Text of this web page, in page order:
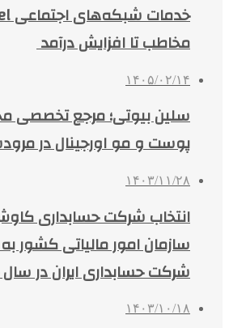
مخاطب تا افزایش درآمد
۱۴۰۵/۰۲/۱۴
سلین بیوتی؛ مرجع تخصصی
پوست و مو اورجینال در
۱۴۰۳/۱۱/۲۸
انتخاب شرکت حسابداری
سازمان امور مالیاتی کشور
شرکت حسابداری ایران در
۱۴۰۳/۱۰/۱۸